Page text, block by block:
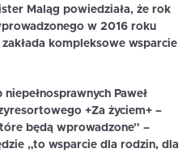
Maląg powiedziała, że rok
w 2016 roku
kompleksowe wsparcie
Paweł
+Za życiem+ –
będą wprowadzone” –
„to wsparcie dla rodzin, dla